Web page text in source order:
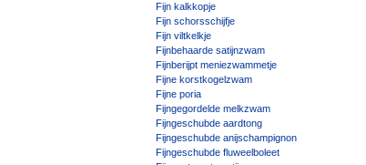
Fijn kalkkopje
Fijn schorsschijfje
Fijn viltkelkje
Fijnbehaarde satijnzwam
Fijnberijpt meniezwammetje
Fijne korstkogelzwam
Fijne poria
Fijngegordelde melkzwam
Fijngeschubde aardtong
Fijngeschubde anijschampignon
Fijngeschubde fluweelboleet